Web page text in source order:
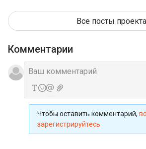
Все посты проекта
Комментарии
Чтобы оставить комментарий,
зарегистрируйтесь